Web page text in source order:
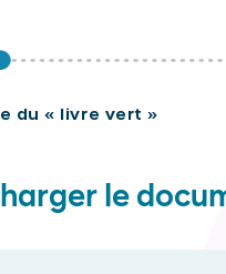
du « livre vert »
le